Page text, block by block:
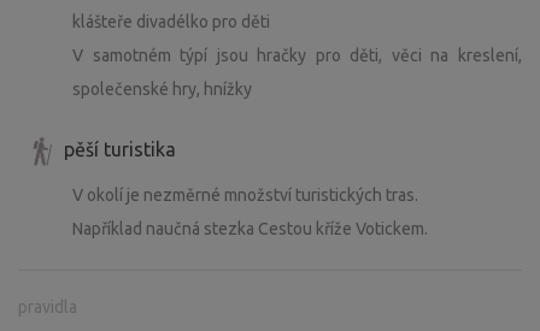
klášteře divadélko pro děti
V samotném týpí jsou hračky pro děti, věci na kreslení,
společenské hry, hnížky
pěší turistika
V okolí je nezměrné množství turistických tras.
Například naučná stezka Cestou kříže Votickem.
pravidla